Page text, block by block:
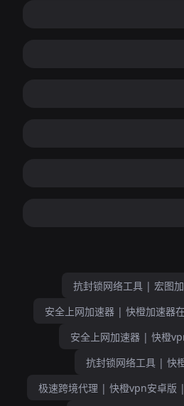
抗封锁网络工具 | 宏图
安全上网加速器 | 快橙加速器
安全上网加速器 | 快橙
抗封锁网络工具 | 快
极速跨境代理 | 快橙vpn安卓版